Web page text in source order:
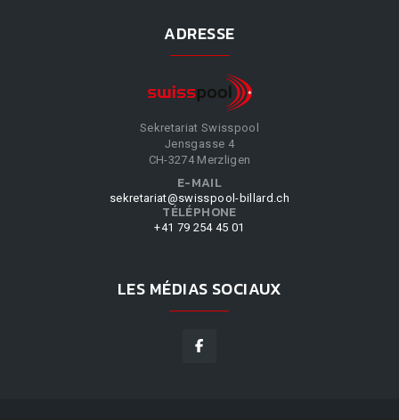
ADRESSE
Sekretariat Swisspool
Jensgasse 4
CH-3274 Merzligen
E-MAIL
sekretariat@swisspool-billard.ch
TÉLÉPHONE
+41 79 254 45 01
LES MÉDIAS SOCIAUX